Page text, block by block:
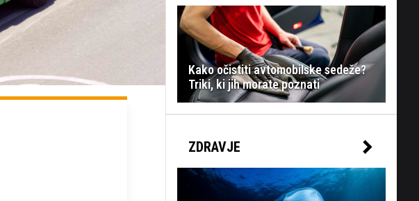
Kako očistiti avtomobilske sedeže?
Triki, ki jih morate poznati
ZDRAVJE